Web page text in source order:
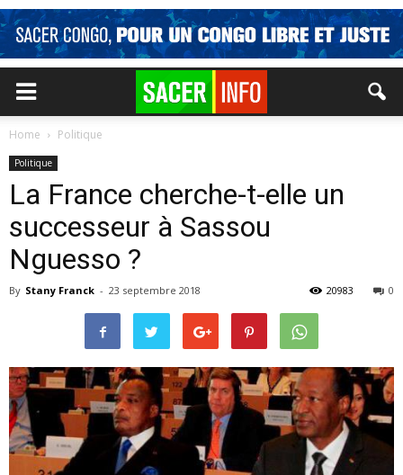
Home Politique
Politique
La France cherche-t-elle un
successeur à Sassou
Nguesso ?
By Stany Franck - 23 septembre 2018 0
20983